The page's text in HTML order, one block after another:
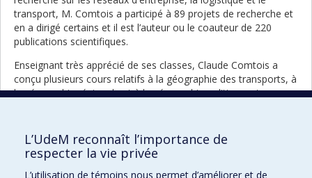
transport, M. Comtois a participé à 89 projets de recherche et
en a dirigé certains et il est l’auteur ou le coauteur de 220
publications scientifiques.
Enseignant très apprécié de ses classes, Claude Comtois a
conçu plusieurs cours relatifs à la géographie des transports, à
la géographie régionale et à la géographie politique, et a
Geography of Transport Systems, qui en est à sa cinquième
édition et qui a été traduit en chinois. M. Comtois a été
professeur invité dans plus de 15 universités à travers le
L’UdeM reconnaît l’importance de
respecter la vie privée
L’utilisation de témoins nous permet d’améliorer et de